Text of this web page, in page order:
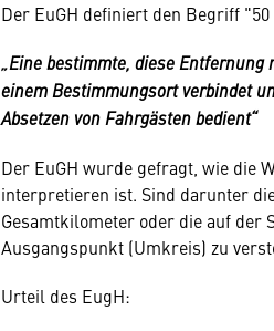
Der EuGH definiert den Begriff
„Eine bestimmte, diese
einem Bestimmungsort verbindet
Absetzen von Fahrgästen bedient“
Der EuGH wurde gefragt, wie die
interpretieren ist. Sind darunter
Gesamtkilometer oder die auf der
Ausgangspunkt (Umkreis) zu
Urteil des EugH: